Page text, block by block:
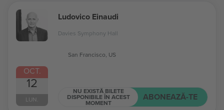
OCT.
12
LUN.
Ludovico Einaudi
Davies Symphony Hall
San Francisco, US
NU EXISTĂ BILETE
DISPONIBILE ÎN ACEST
MOMENT
ABONEAZĂ-TE